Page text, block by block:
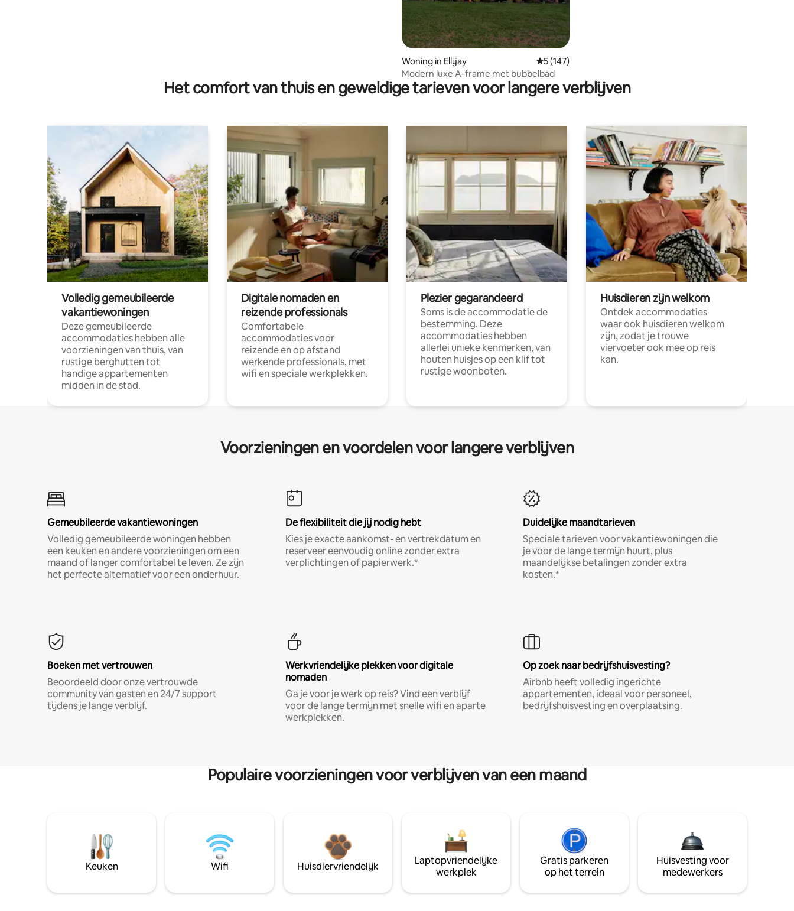
Woning in Ellijay Gemiddelde beoordeling van 5 op 5, 147 recensies
5 (147)
Modern luxe A-frame met bubbelbad
Het comfort van thuis en geweldige tarieven voor langere verblijven
Volledig gemeubileerde
vakantiewoningen
Deze gemeubileerde
accommodaties hebben alle
voorzieningen van thuis, van
rustige berghutten tot
handige appartementen
midden in de stad.
Digitale nomaden en
reizende professionals
Comfortabele
accommodaties voor
reizende en op afstand
werkende professionals, met
wifi en speciale werkplekken.
Plezier gegarandeerd
Soms is de accommodatie de
bestemming. Deze
accommodaties hebben
allerlei unieke kenmerken, van
houten huisjes op een klif tot
rustige woonboten.
Huisdieren zijn welkom
Ontdek accommodaties
waar ook huisdieren welkom
zijn, zodat je trouwe
viervoeter ook mee op reis
kan.
Voorzieningen en voordelen voor langere verblijven
Gemeubileerde vakantiewoningen
Volledig gemeubileerde woningen hebben
een keuken en andere voorzieningen om een
maand of langer comfortabel te leven. Ze zijn
het perfecte alternatief voor een onderhuur.
De flexibiliteit die jij nodig hebt
Kies je exacte aankomst- en vertrekdatum en
reserveer eenvoudig online zonder extra
verplichtingen of papierwerk.*
Duidelijke maandtarieven
Speciale tarieven voor vakantiewoningen die
je voor de lange termijn huurt, plus
maandelijkse betalingen zonder extra
kosten.*
Boeken met vertrouwen
Beoordeeld door onze vertrouwde
community van gasten en 24/7 support
tijdens je lange verblijf.
Werkvriendelijke plekken voor digitale
nomaden
Ga je voor je werk op reis? Vind een verblijf
voor de lange termijn met snelle wifi en aparte
werkplekken.
Op zoek naar bedrijfshuisvesting?
Airbnb heeft volledig ingerichte
appartementen, ideaal voor personeel,
bedrijfshuisvesting en overplaatsing.
Populaire voorzieningen voor verblijven van een maand
Keuken Wifi Huisdiervriendelijk
Laptopvriendelijke
werkplek
Gratis parkeren
op het terrein
Huisvesting voor
medewerkers